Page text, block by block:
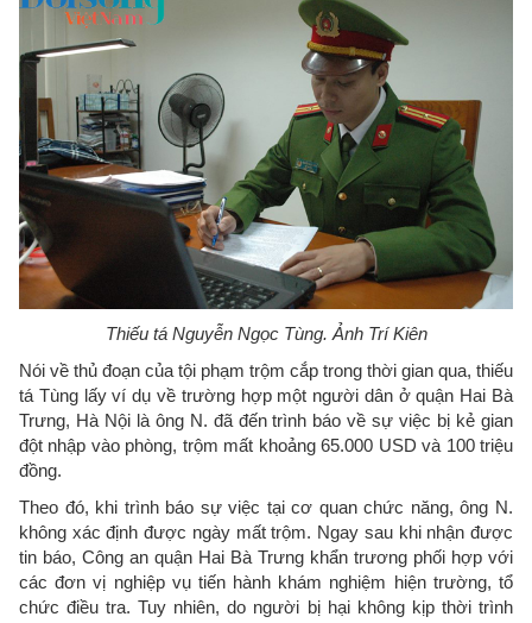
Thiếu tá Nguyễn Ngọc Tùng. Ảnh Trí Kiên
Nói về thủ đoạn của tội phạm trộm cắp trong thời gian qua, thiếu
tá Tùng lấy ví dụ về trường hợp một người dân ở quận Hai Bà
Trưng, Hà Nội là ông N. đã đến trình báo về sự việc bị kẻ gian
đột nhập vào phòng, trộm mất khoảng 65.000 USD và 100 triệu
đồng.
Theo đó, khi trình báo sự việc tại cơ quan chức năng, ông N.
không xác định được ngày mất trộm. Ngay sau khi nhận được
tin báo, Công an quận Hai Bà Trưng khẩn trương phối hợp với
các đơn vị nghiệp vụ tiến hành khám nghiệm hiện trường, tổ
chức điều tra. Tuy nhiên, do người bị hại không kịp thời trình